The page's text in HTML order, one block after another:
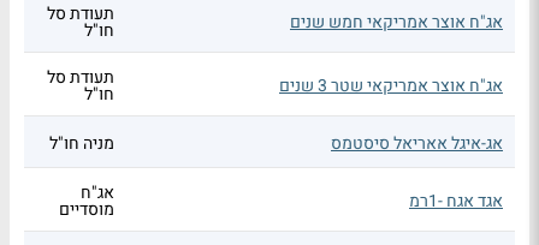
אג"ח אוצר אמריקאי חמש שנים תעודת סל
חו"ל
אג"ח אוצר אמריקאי שטר 3 שנים תעודת סל
חו"ל
אג-איגל אאריאל סיסטמס
מניה חו"ל
אגד אגח -1רמ אג"ח
מוסדיים